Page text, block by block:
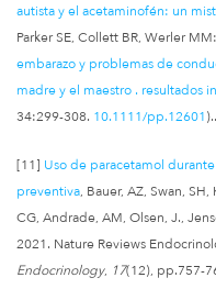
autista y el acetaminofén: un
Parker SE, Collett BR, Werler MM:
embarazo y problemas de
madre y el maestro . resultados
34:299-308. 10.1111/pp.12601)..
[11] Uso de paracetamol
preventiva, Bauer, AZ, Swan,
CG, Andrade, AM, Olsen, J.,
2021. Nature Reviews
Endocrinology, 17(12), pp.757-